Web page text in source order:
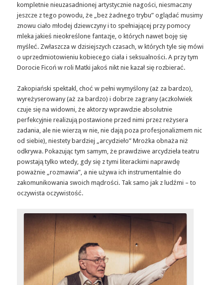
kompletnie nieuzasadnionej artystycznie nagości, niesmaczny
jeszcze z tego powodu, że „bez żadnego trybu” oglądać musimy
znowu ciało młodej dziewczyny i to spełniającej przy pomocy
mleka jakieś nieokreślone fantazje, o których nawet boję się
myśleć. Zwłaszcza w dzisiejszych czasach, w których tyle się mówi
o uprzedmiotowieniu kobiecego ciała i seksualności. A przy tym
Dorocie Ficoń w roli Matki jakoś nikt nie kazał się rozbierać.
Zakopiański spektakl, choć w pełni wymyślony (aż za bardzo),
wyreżyserowany (aż za bardzo) i dobrze zagrany (aczkolwiek
czuje się na widowni, że aktorzy wprawdzie absolutnie
perfekcyjnie realizują postawione przed nimi przez reżysera
zadania, ale nie wierzą w nie, nie dają poza profesjonalizmem nic
od siebie), niestety bardziej „arcydzieło” Mrożka obnaża niż
odkrywa. Pokazując tym samym, że prawdziwe arcydzieła teatru
powstają tylko wtedy, gdy się z tymi literackimi naprawdę
poważnie „rozmawia”, a nie używa ich instrumentalnie do
zakomunikowania swoich mądrości. Tak samo jak z ludźmi – to
oczywista oczywistość.